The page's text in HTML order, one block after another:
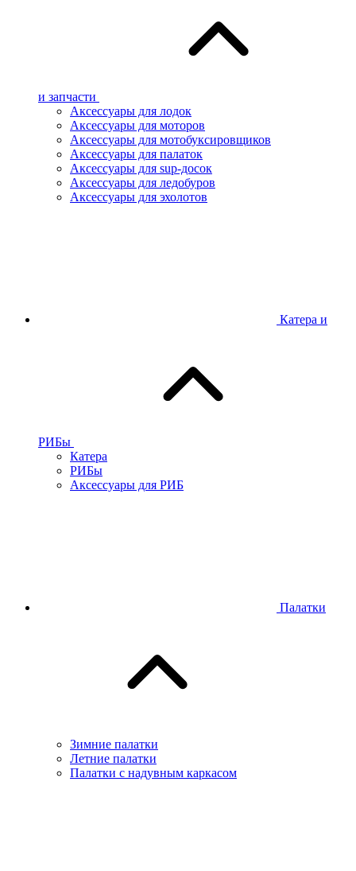
и запчасти
Аксессуары для лодок
Аксессуары для моторов
Аксессуары для мотобуксировщиков
Аксессуары для палаток
Аксессуары для sup-досок
Аксессуары для ледобуров
Аксессуары для эхолотов
Катера и
РИБы
Катера
РИБы
Аксессуары для РИБ
Палатки
Зимние палатки
Летние палатки
Палатки с надувным каркасом